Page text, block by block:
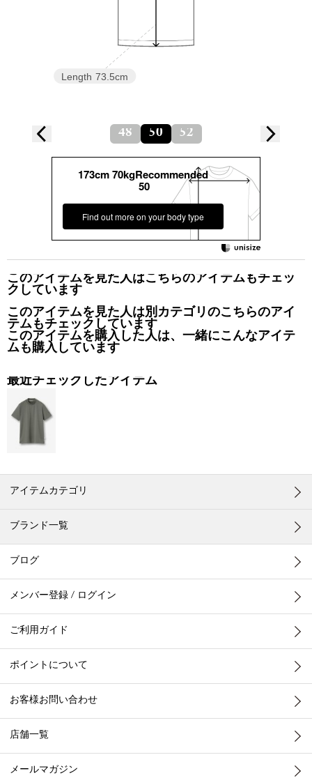
Length 73.5cm
48 50 52
173cm 70kgRecommended
50
Find out more on your body type
このアイテムを見た人はこちらのアイテムもチェッ
クしています
このアイテムを見た人は別カテゴリのこちらのアイ
テムもチェックしています
このアイテムを購入した人は、一緒にこんなアイテ
ムも購入しています
最近チェックしたアイテム
アイテムカテゴリ
ブランド一覧
ブログ
メンバー登録 / ログイン
ご利用ガイド
ポイントについて
お客様お問い合わせ
店舗一覧
メールマガジン